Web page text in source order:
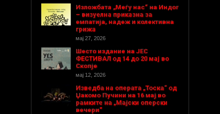
Изложбата „Меѓу нас“ на Индог
– визуелна приказна за
емпатија, надеж и колективна
грижа
мај 27, 2026
Шесто издание на ЈЕС
ФЕСТИВАЛ од 14 до 20 мај во
Скопје
мај 12, 2026
Изведба на операта „Тоска“ од
Џакомо Пучини на 16 мај во
рамките на „Мајски оперски
вечери“